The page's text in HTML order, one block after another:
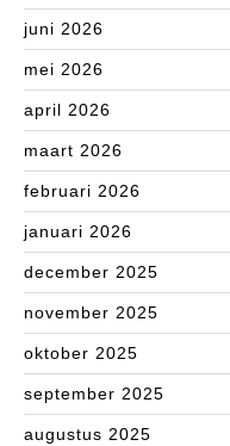
juni 2026
mei 2026
april 2026
maart 2026
februari 2026
januari 2026
december 2025
november 2025
oktober 2025
september 2025
augustus 2025